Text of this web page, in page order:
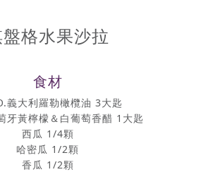
格水果沙拉
食材
義大利羅勒橄欖油 3大匙
牙黃檸檬＆白葡萄香醋 1大匙
西瓜 1/4顆
哈密瓜 1/2顆
香瓜 1/2顆